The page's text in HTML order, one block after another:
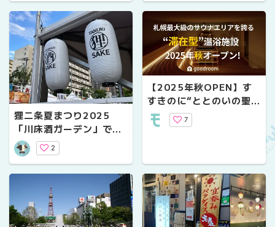
狸二条夏まつり2025
「川床酒ガーデン」で道
産ドリンクを楽しもう
2
【2025年秋OPEN】す
すきのに“ととのいの聖
地”誕生！エリア最大級の
サウナ施設「good saun
7